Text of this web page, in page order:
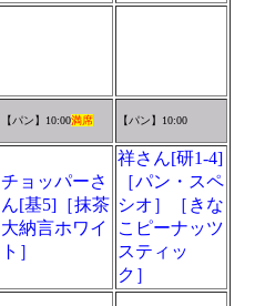
【パン】10:00満席 【パン】10:00
チョッパーさ
ん[基5]［抹茶
大納言ホワイ
ト］
祥さん[研1-4]
［パン・スペ
シオ］［きな
こピーナッツ
スティッ
ク］